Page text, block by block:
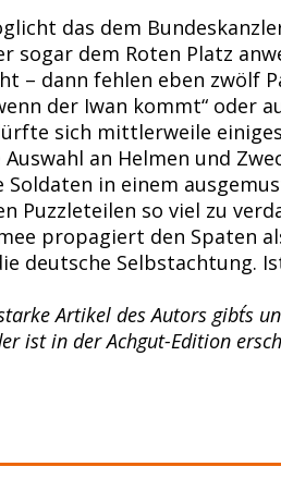
das dem
sogar dem Roten Platz
– dann fehlen eben zwölf
der Iwan kommt“ oder
sich mittlerweile
an Helmen und
Soldaten in einem
Puzzleteilen so viel zu
propagiert den Spaten
deutsche Selbstachtung.
Artikel des Autors gibt´s
ist in der Achgut-Edition